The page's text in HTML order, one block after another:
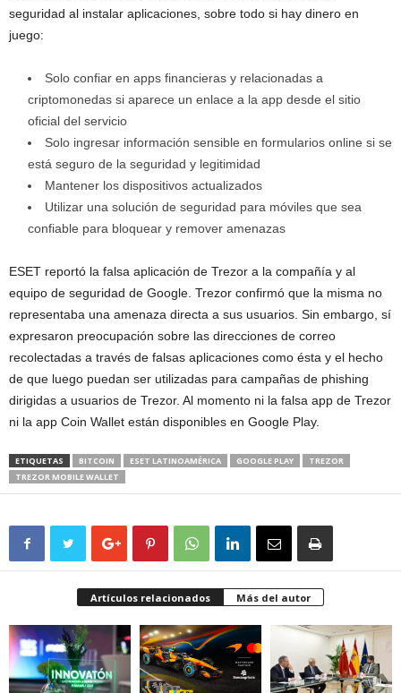
seguridad al instalar aplicaciones, sobre todo si hay dinero en
juego:
Solo confiar en apps financieras y relacionadas a
criptomonedas si aparece un enlace a la app desde el sitio
oficial del servicio
Solo ingresar información sensible en formularios online si se
está seguro de la seguridad y legitimidad
Mantener los dispositivos actualizados
Utilizar una solución de seguridad para móviles que sea
confiable para bloquear y remover amenazas
ESET reportó la falsa aplicación de Trezor a la compañía y al
equipo de seguridad de Google. Trezor confirmó que la misma no
representaba una amenaza directa a sus usuarios. Sin embargo, sí
expresaron preocupación sobre las direcciones de correo
recolectadas a través de falsas aplicaciones como ésta y el hecho
de que luego puedan ser utilizadas para campañas de phishing
dirigidas a usuarios de Trezor. Al momento ni la falsa app de Trezor
ni la app Coin Wallet están disponibles en Google Play.
ETIQUETAS BITCOIN ESET LATINOAMÉRICA GOOGLE PLAY
TREZOR
TREZOR MOBILE WALLET
Artículos relacionados Más del autor